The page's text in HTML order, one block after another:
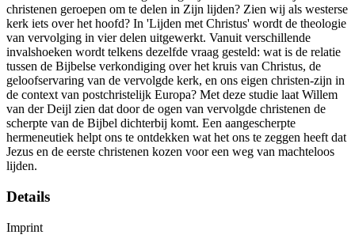
christenen geroepen om te delen in Zijn lijden? Zien wij als westerse
kerk iets over het hoofd? In 'Lijden met Christus' wordt de theologie
van vervolging in vier delen uitgewerkt. Vanuit verschillende
invalshoeken wordt telkens dezelfde vraag gesteld: wat is de relatie
tussen de Bijbelse verkondiging over het kruis van Christus, de
geloofservaring van de vervolgde kerk, en ons eigen christen-zijn in
de context van postchristelijk Europa? Met deze studie laat Willem
van der Deijl zien dat door de ogen van vervolgde christenen de
scherpte van de Bijbel dichterbij komt. Een aangescherpte
hermeneutiek helpt ons te ontdekken wat het ons te zeggen heeft dat
Jezus en de eerste christenen kozen voor een weg van machteloos
lijden.
Details
Imprint